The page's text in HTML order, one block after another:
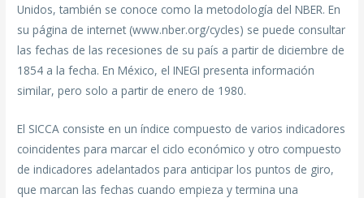
Unidos, también se conoce como la metodología del NBER. En
su página de internet (www.nber.org/cycles) se puede consultar
las fechas de las recesiones de su país a partir de diciembre de
1854 a la fecha. En México, el INEGI presenta información
similar, pero solo a partir de enero de 1980.
El SICCA consiste en un índice compuesto de varios indicadores
coincidentes para marcar el ciclo económico y otro compuesto
de indicadores adelantados para anticipar los puntos de giro,
que marcan las fechas cuando empieza y termina una